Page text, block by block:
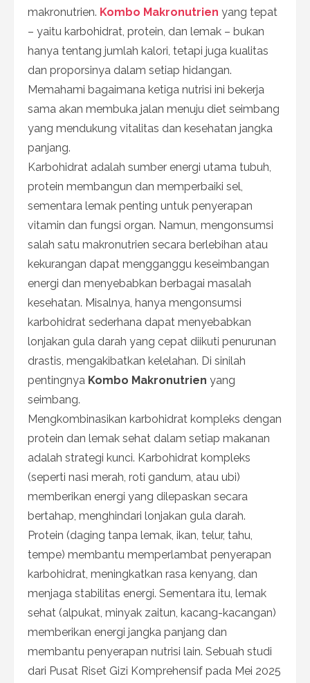
makronutrien. Kombo Makronutrien yang tepat
– yaitu karbohidrat, protein, dan lemak – bukan
hanya tentang jumlah kalori, tetapi juga kualitas
dan proporsinya dalam setiap hidangan.
Memahami bagaimana ketiga nutrisi ini bekerja
sama akan membuka jalan menuju diet seimbang
yang mendukung vitalitas dan kesehatan jangka
panjang.
Karbohidrat adalah sumber energi utama tubuh,
protein membangun dan memperbaiki sel,
sementara lemak penting untuk penyerapan
vitamin dan fungsi organ. Namun, mengonsumsi
salah satu makronutrien secara berlebihan atau
kekurangan dapat mengganggu keseimbangan
energi dan menyebabkan berbagai masalah
kesehatan. Misalnya, hanya mengonsumsi
karbohidrat sederhana dapat menyebabkan
lonjakan gula darah yang cepat diikuti penurunan
drastis, mengakibatkan kelelahan. Di sinilah
pentingnya Kombo Makronutrien yang
seimbang.
Mengkombinasikan karbohidrat kompleks dengan
protein dan lemak sehat dalam setiap makanan
adalah strategi kunci. Karbohidrat kompleks
(seperti nasi merah, roti gandum, atau ubi)
memberikan energi yang dilepaskan secara
bertahap, menghindari lonjakan gula darah.
Protein (daging tanpa lemak, ikan, telur, tahu,
tempe) membantu memperlambat penyerapan
karbohidrat, meningkatkan rasa kenyang, dan
menjaga stabilitas energi. Sementara itu, lemak
sehat (alpukat, minyak zaitun, kacang-kacangan)
memberikan energi jangka panjang dan
membantu penyerapan nutrisi lain. Sebuah studi
dari Pusat Riset Gizi Komprehensif pada Mei 2025